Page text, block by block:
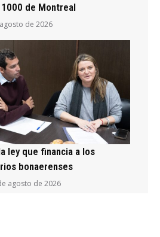
de Montreal
de 2026
ley que financia a los
bonaerenses
agosto de 2026